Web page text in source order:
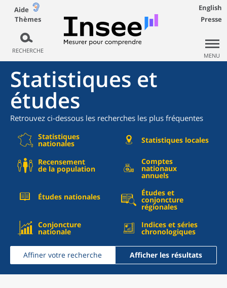
Aide
Thèmes
RECHERCHE
English
Presse
MENU
Statistiques et
études
Retrouvez ci-dessous les recherches les plus fréquentes
Statistiques
nationales Statistiques locales
Recensement
de la population
Comptes
nationaux
annuels
Études nationales Études et
conjoncture
régionales
Conjoncture
nationale
Indices et séries
chronologiques
Affiner votre recherche Afficher les résultats